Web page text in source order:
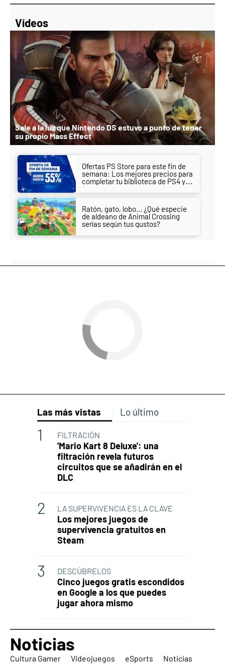
Vídeos
Sale a la luz que Nintendo DS estuvo a punto de tener
su propio Mass Effect
Ofertas PS Store para este fin de
semana: Los mejores precios para
completar tu biblioteca de PS4 y
Ratón, gato, lobo... ¿Qué especie
de aldeano de Animal Crossing
serías según tus gustos?
Las más vistas Lo último
FILTRACIÓN
'Mario Kart 8 Deluxe': una
filtración revela futuros
circuitos que se añadirán en el
DLC
LA SUPERVIVENCIA ES LA CLAVE
Los mejores juegos de
supervivencia gratuitos en
Steam
DESCÚBRELOS
Cinco juegos gratis escondidos
en Google a los que puedes
jugar ahora mismo
Noticias
Cultura Gamer Videojuegos eSports
Noticias